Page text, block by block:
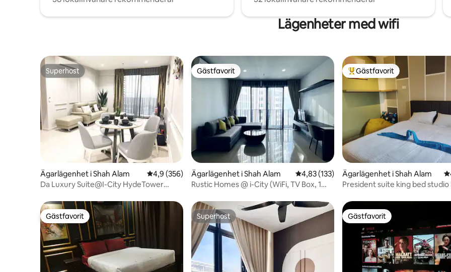
Lägenheter med wifi
Superhost
Superhost
Ägarlägenhet i Shah Alam 4,9 av 5 i genomsnittligt betyg, 356 omdömen
4,9 (356)
Da Luxury Suite@I-City HydeTower
Gästfavorit
Gästfavorit
Ägarlägenhet i Shah Alam 4,83 av 5 i genomsnittligt betyg, 133
4,83 (133)
Rustic Homes @ i-City (WiFi, TV Box, 1
Populär gästfavorit
Gästfavorit
Ägarlägenhet i Shah Alam
President suite king bed studio
Gästfavorit
Gästfavorit Superhost
Superhost Gästfavorit
Gästfavorit